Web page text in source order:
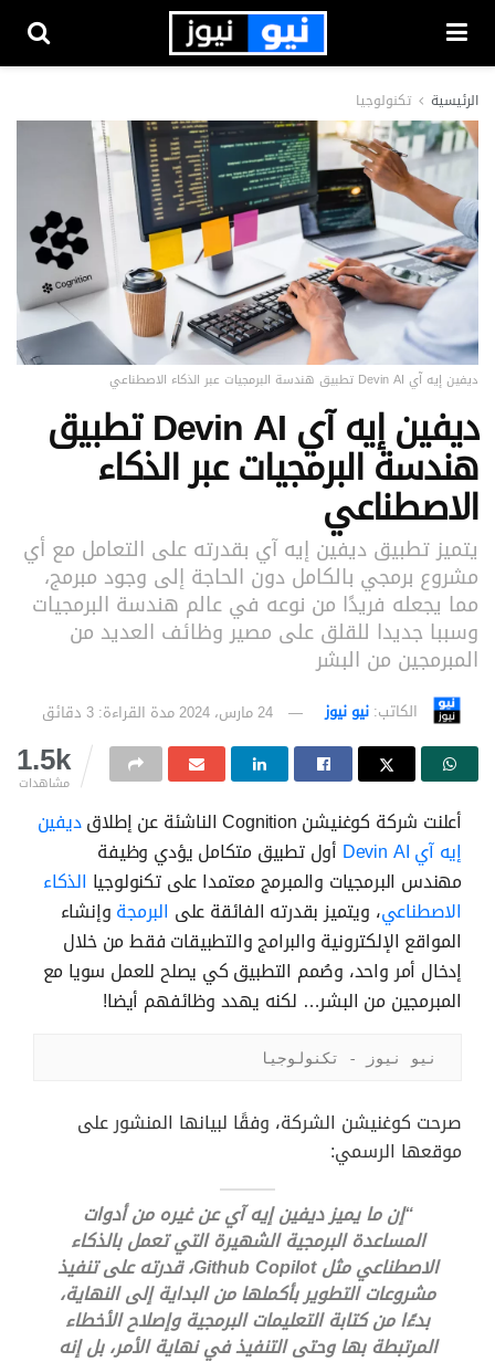
الرئيسية تكنولوجيا
ديفين إيه آي Devin AI تطبيق هندسة البرمجيات عبر الذكاء الاصطناعي
ديفين إيه آي Devin AI تطبيق
هندسة البرمجيات عبر الذكاء
الاصطناعي
يتميز تطبيق ديفين إيه آي بقدرته على التعامل مع أي
مشروع برمجي بالكامل دون الحاجة إلى وجود مبرمج،
مما يجعله فريدًا من نوعه في عالم هندسة البرمجيات
وسببا جديدا للقلق على مصير وظائف العديد من
المبرمجين من البشر
الكاتب: نيو نيوز 24 مارس، 2024 مدة القراءة: 3 دقائق
1.5k
مشاهدات
أعلنت شركة كوغنيشن Cognition الناشئة عن إطلاق
ديفين
إيه آي Devin AI
أول تطبيق متكامل يؤدي وظيفة
مهندس البرمجيات والمبرمج معتمدا على تكنولوجيا الذكاء
الاصطناعي، ويتميز بقدرته الفائقة على البرمجةوإنشاء
المواقع الإلكترونية والبرامج والتطبيقات فقط من خلال
إدخال أمر واحد، وصُمم التطبيق كي يصلح للعمل سويا مع
المبرمجين من البشر… لكنه يهدد وظائفهم أيضا!
نيو نيوز - تكنولوجيا
صرحت كوغنيشن الشركة، وفقًا لبيانها المنشور على
موقعها الرسمي:
“إن ما يميز ديفين إيه آي عن غيره من أدوات
المساعدة البرمجية الشهيرة التي تعمل بالذكاء
الاصطناعي مثل Github Copilot، قدرته على تنفيذ
مشروعات التطوير بأكملها من البداية إلى النهاية،
بدءًا من كتابة التعليمات البرمجية وإصلاح الأخطاء
المرتبطة بها وحتى التنفيذ في نهاية الأمر، بل إنه